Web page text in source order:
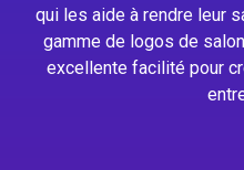
qui les aide à rendre leur
gamme de logos de
excellente facilité pour